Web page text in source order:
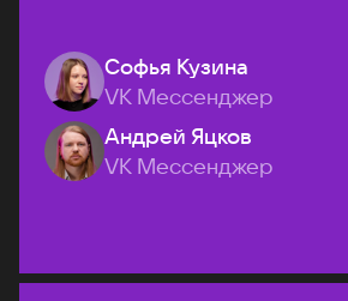
Софья Кузина
VK Мессенджер
Андрей Яцков
VK Мессенджер